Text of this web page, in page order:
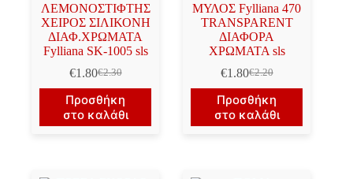
ΛΕΜΟΝΟΣΤΙΦΤΗΣ
ΧΕΙΡΟΣ ΣΙΛΙΚΟΝΗ
ΔΙΑΦ.ΧΡΩΜΑΤΑ
Fylliana SK-1005 sls
€2.30
Original
price
was:
€2.30.
€1.80Η
τρέχουσα
τιμή
είναι:
Προσθήκη
στο καλάθι
ΜΥΛΟΣ Fylliana 470
TRANSPARENT
ΔΙΑΦΟΡΑ
ΧΡΩΜΑΤΑ sls
€2.20
Original
price
was:
€2.20.
€1.80Η
τρέχουσα
τιμή
είναι:
Προσθήκη
στο καλάθι